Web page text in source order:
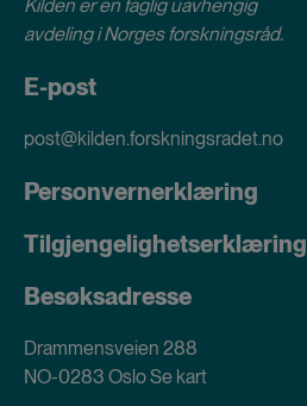
Kilden er en faglig uavhengig
avdeling iNorges forskningsråd.
E-post
post@kilden.forskningsradet.no
Personvernerklæring
Tilgjengelighetserklæring
Besøksadresse
Drammensveien 288
NO-0283 OsloSe kart